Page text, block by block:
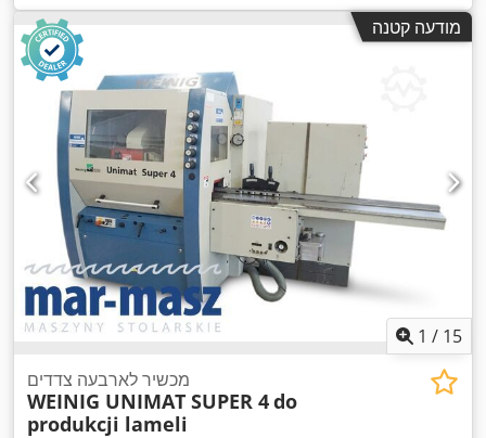
מודעה קטנה
1 / 15
מכשיר לארבעה צדדים
WEINIG UNIMAT SUPER 4do
produkcji lameli